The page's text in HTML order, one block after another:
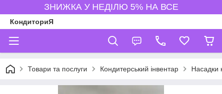
ЗНИЖКА У НЕДІЛЮ 5% НА ВСЕ
КондиториЯ
Товари та послуги Кондитерський інвентар Насадки